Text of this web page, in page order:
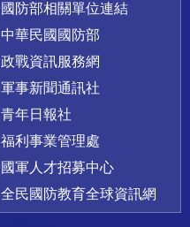
國防部相關單位連結
中華民國國防部
政戰資訊服務網
軍事新聞通訊社
青年日報社
福利事業管理處
國軍人才招募中心
全民國防教育全球資訊網